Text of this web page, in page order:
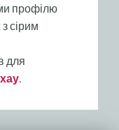
профілю
сірим
для
.